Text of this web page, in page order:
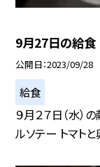
9月27日の給食
公開日 2023/09/28
給食
９月２７日（水）
ルソテー トマトと